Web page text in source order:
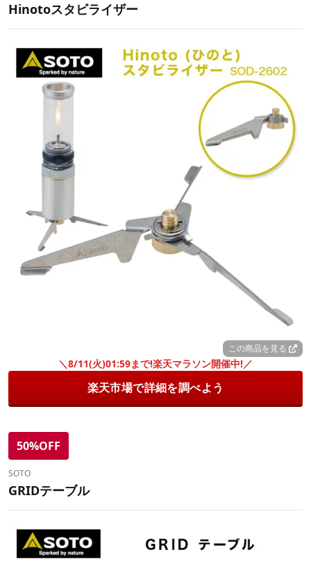
Hinotoスタビライザー
この商品を見る
＼8/11(火)01:59まで!楽天マラソン開催中!／
楽天市場で詳細を調べよう
50%OFF
SOTO
GRIDテーブル